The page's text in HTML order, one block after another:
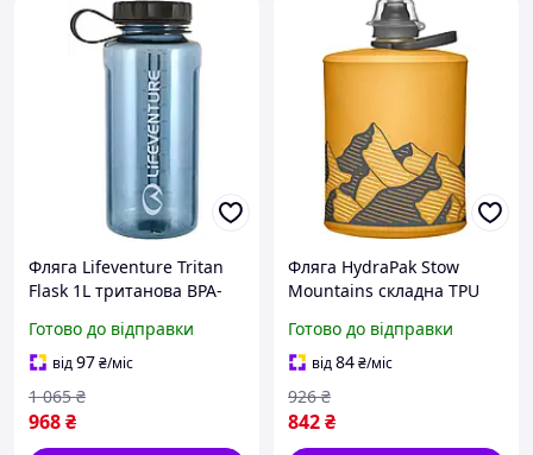
Фляга Lifeventure Tritan
Flask 1L тритановa BPA-
шкалою для туризму і
спорту 1
Готово до відправки
від97₴/міс
968₴
1 065 ₴
Фляга HydraPak Stow
Mountains складна TPU
500 мл golden yellow 1
Готово до відправки
від84₴/міс
842₴
926 ₴